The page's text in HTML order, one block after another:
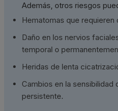
Además, otros riesgos
Hematomas que requieren
Daño en los nervios
temporal o
Heridas de lenta
Cambios en la sensibilidad
persistente.